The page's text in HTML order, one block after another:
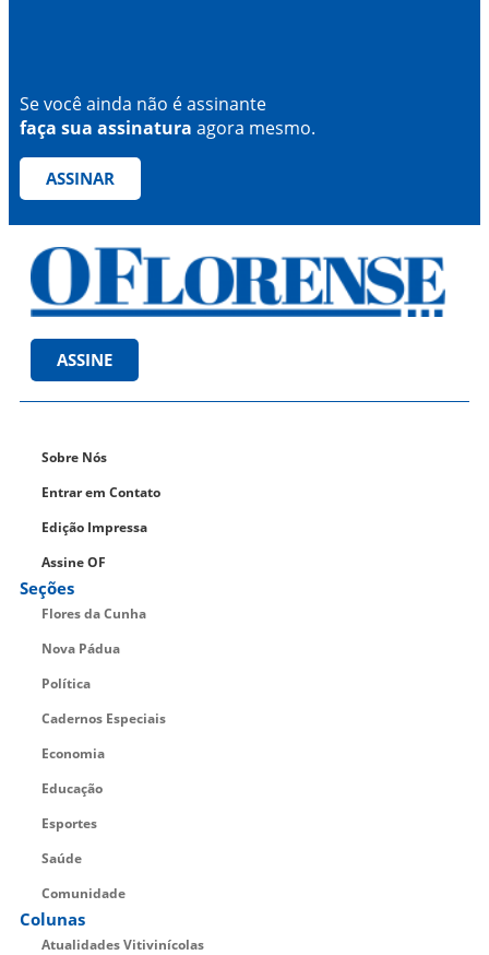
Se você ainda não é assinante
faça sua assinatura agora mesmo.
ASSINAR
ASSINE
Sobre Nós
Entrar em Contato
Edição Impressa
Assine OF
Seções
Flores da Cunha
Nova Pádua
Política
Cadernos Especiais
Economia
Educação
Esportes
Saúde
Comunidade
Colunas
Atualidades Vitivinícolas